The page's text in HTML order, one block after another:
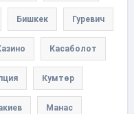
Бишкек Гуревич
Касаболот
Кумтөр
Манас